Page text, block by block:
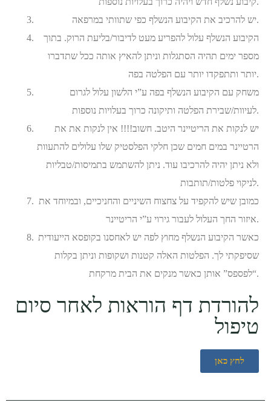
יש להרכיב את הקיבוע הנשלף כפי שתוותי במרפאה.
הקיבוע הנשלף עלול להפריע מעט לדיבור/בליעת הרוק. בתוך
מספר ימים תהיה הסתגלות וניתן להאיץ אותה ככל שתדברו
יותר ותתפקדו יותר עם הפלטה בפה.
משחק עם הקיבוע הנשלף בפה ע”י הלשון עלול לגרום
לעיוות/שבירת הפלטה ותיקונה כרוך בעלויות נוספות.
יש לנקות את הריטיינר היטב. חשוב!!!! אין לנקות את את
הרטיינר במים חמים שכן חלקי הפלסטיק שלו עלולים להתעוות
ולא ניתן יהיה להרכיבו עוד. ניתן להשתמש בתמיסות/טבליות
לניקוי פלטות/תותבות.
כמובן שיש להקפיד על צחצוח השיניים והחניכיים, ובמיוחד את
איזור החך העלול לעבור גירוי ע”י הריטיינר.
כאשר הקיבוע הנשלף מחוץ לפה יש לאחסנו בקופסא הייעודית
שסיפקתי לך. הפלטות האלה קטנות ושקופות וניתן בקלות
“לפספס” אותן כאשר מנקים את הבית מרקחת.
להורדת דף הוראות לאחר סיום
טיפול
לחץ כאן